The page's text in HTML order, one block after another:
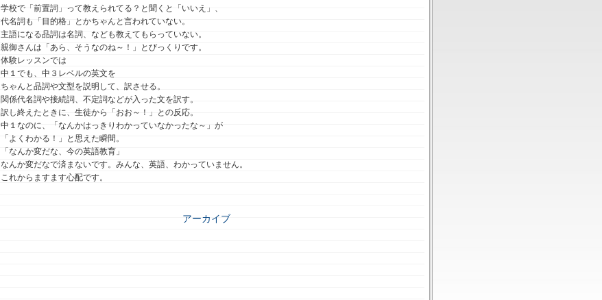
学校で「前置詞」って教えられてる？と聞くと「いいえ」、
代名詞も「目的格」とかちゃんと言われていない。
主語になる品詞は名詞、なども教えてもらっていない。
親御さんは「あら、そうなのね～！」とびっくりです。
体験レッスンでは
中１でも、中３レベルの英文を
ちゃんと品詞や文型を説明して、訳させる。
関係代名詞や接続詞、不定詞などが入った文を訳す。
訳し終えたときに、生徒から「おお～！」との反応。
中１なのに、「なんかはっきりわかっていなかったな～」が
「よくわかる！」と思えた瞬間。
「なんか変だな、今の英語教育」
なんか変だなで済まないです。みんな、英語、わかっていません。
これからますます心配です。
アーカイブ